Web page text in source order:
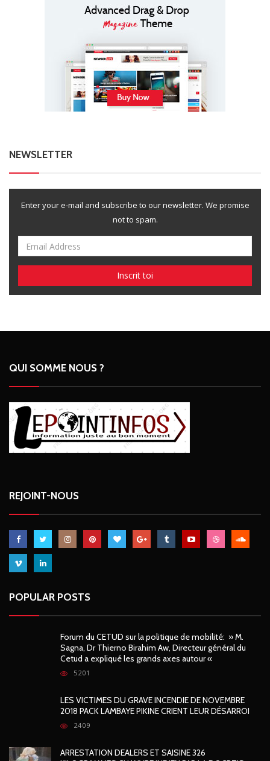
NEWSLETTER
Enter your e-mail and subscribe to our newsletter. We promise
not to spam.
QUI SOMME NOUS ?
REJOINT-NOUS
POPULAR POSTS
Forum du CETUD sur la politique de mobilité: » M.
Sagna, Dr Thierno Birahim Aw, Directeur général du
Cetud a expliqué les grands axes autour «
5201
LES VICTIMES DU GRAVE INCENDIE DE NOVEMBRE
2018 PACK LAMBAYE PIKINE CRIENT LEUR DÉSARROI
2409
ARRESTATION DEALERS ET SAISINE 326